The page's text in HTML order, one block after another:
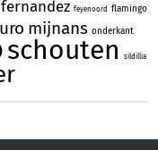
fernandez feyenoord flamingo
mijnans onderkant
schouten sildillia